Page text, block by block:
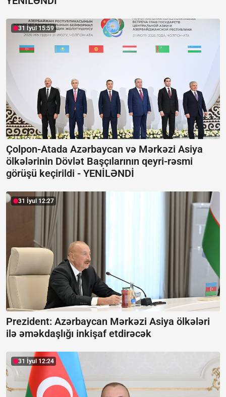
31 İyul 15:59
Çolpon-Atada Azərbaycan və Mərkəzi Asiya
ölkələrinin Dövlət Başçılarının qeyri-rəsmi
görüşü keçirildi - YENİLƏNDİ
31 İyul 12:27
Prezident: Azərbaycan Mərkəzi Asiya ölkələri
ilə əməkdaşlığı inkişaf etdirəcək
31 İyul 12:24